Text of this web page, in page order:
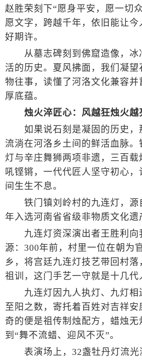
赵胜荣刻下“愿身平安，愿一切
愿文字，跨越千年，依旧能让今
好期许。
从墓志碑刻到佛窟造像，冰
活的历史。夏风拂面，我们凝
物往事，读懂了河洛文化兼容并
厚底蕴。
烛火淬匠心：风越狂烛火越
如果说石刻是凝固的历史，
流淌在河洛乡土间的鲜活血脉。
灯与辛庄舞狮两项非遗，三百载
吼铿锵，一代代匠人坚守初心
间生生不息。
铁门镇刘岭村的九连灯，源
年入选河南省省级非物质文化遗
九连灯资深演出者王胜利向
源：300年前，村里一位在朝为
乡，将宫廷九连灯技艺带回村
祖训，这门手艺一守就是十几代
九连灯因九人执灯、九灯相
至阳之数，寄托着百姓对吉祥安
奇的便是祖传制烛配方，蜡烛
到“舞不流蜡、迎风不灭”。
表演场上，32盏牡丹灯流光